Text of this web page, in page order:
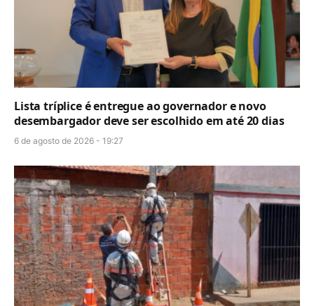
Lista tríplice é entregue ao governador e novo
desembargador deve ser escolhido em até 20 dias
6 de agosto de 2026 - 19:27